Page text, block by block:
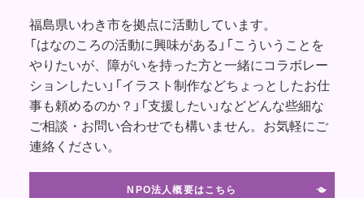
福島県いわき市を拠点に活動しています。
「はなのころの活動に興味がある」「こういうことを
やりたいが、障がいを持った方と一緒にコラボレー
ションしたい」「イラスト制作などちょっとしたお仕
事も頼めるのか？」「支援したい」などどんな些細な
ご相談・お問い合わせでも構いません。お気軽にご
連絡ください。
NPO法人概要はこちら